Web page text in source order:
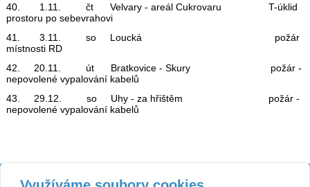
40. 1.11. čt Velvary - areál Cukrovaru T-úklid
prostoru po sebevrahovi
41. 3.11. so Loucká požár
místnosti RD
42. 20.11. út Bratkovice - Skury požár -
nepovolené vypalování kabelů
43. 29.12. so Uhy - za hřištěm požár -
nepovolené vypalování kabelů
Kontakt